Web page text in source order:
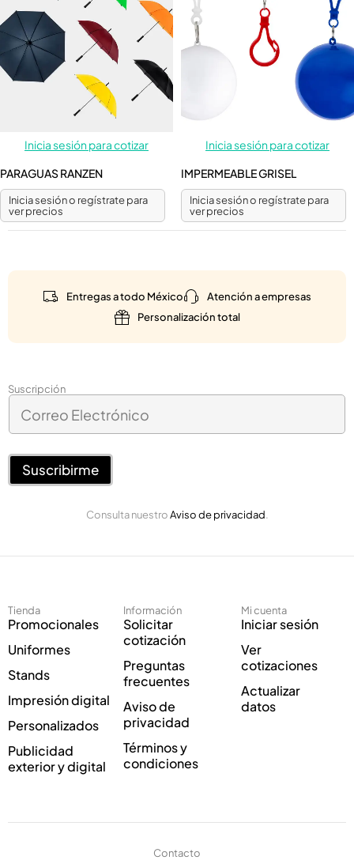
Inicia sesión para cotizar
PARAGUAS RANZEN
Inicia sesión o regístrate para
ver precios
Inicia sesión para cotizar
IMPERMEABLE GRISEL
Inicia sesión o regístrate para
ver precios
Entregas a todo México
Atención a empresas
Personalización total
Suscripción
*
r
o
r
C
r
r
o
c
n
i
c
o
*
Suscribirme
Consulta nuestroAviso de privacidad.
Tienda
Promocionales
Uniformes
Stands
Impresión digital
Personalizados
Publicidad
exterior y digital
Información
Solicitar
cotización
Preguntas
frecuentes
Aviso de
privacidad
Términos y
condiciones
Mi cuenta
Iniciar sesión
Ver
cotizaciones
Actualizar
datos
Contacto